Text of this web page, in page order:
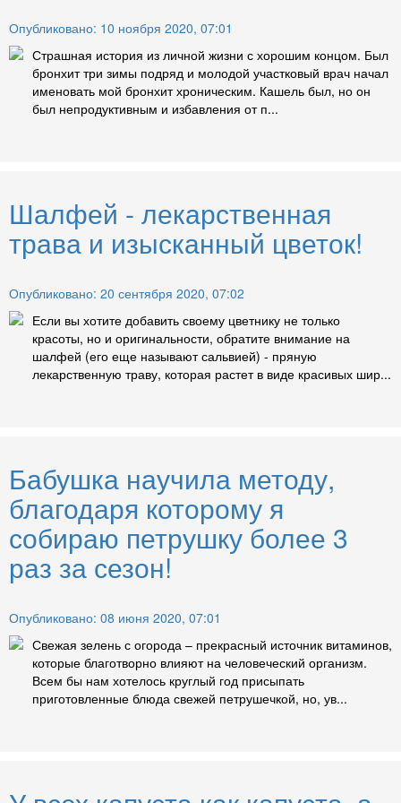
Опубликовано: 10 ноября 2020, 07:01
Страшная история из личной жизни с хорошим концом. Был
бронхит три зимы подряд и молодой участковый врач начал
именовать мой бронхит хроническим. Кашель был, но он
был непродуктивным и избавления от п...
Шалфей - лекарственная
трава и изысканный цветок!
Опубликовано: 20 сентября 2020, 07:02
Если вы хотите добавить своему цветнику не только
красоты, но и оригинальности, обратите внимание на
шалфей (его еще называют сальвией) - пряную
лекарственную траву, которая растет в виде красивых шир...
Бабушка научила методу,
благодаря которому я
собираю петрушку более 3
раз за сезон!
Опубликовано: 08 июня 2020, 07:01
Свежая зелень с огорода – прекрасный источник витаминов,
которые благотворно влияют на человеческий организм.
Всем бы нам хотелось круглый год присыпать
приготовленные блюда свежей петрушечкой, но, ув...